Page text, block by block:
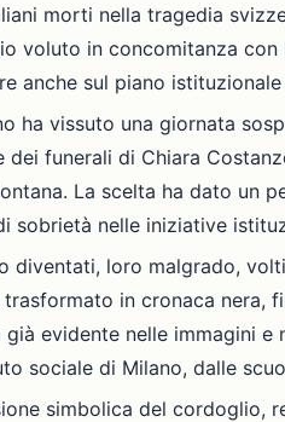
morti nella tragedia
voluto in concomitanza con
anche sul piano
ha vissuto una giornata
dei funerali di Chiara
La scelta ha dato un
sobrietà nelle iniziative
diventati, loro malgrado,
trasformato in cronaca nera,
evidente nelle immagini
sociale di Milano, dalle
simbolica del cordoglio,